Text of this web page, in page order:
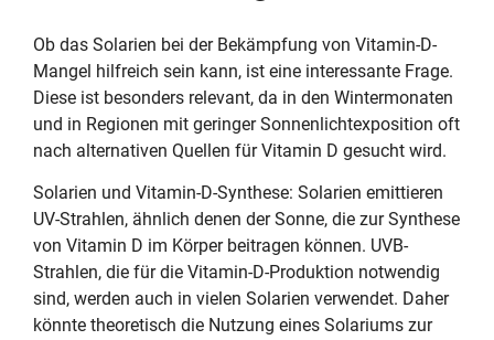
Ob das Solarien bei der Bekämpfung von Vitamin-D-
Mangel hilfreich sein kann, ist eine interessante Frage.
Diese ist besonders relevant, da in den Wintermonaten
und in Regionen mit geringer Sonnenlichtexposition oft
nach alternativen Quellen für Vitamin D gesucht wird.
Solarien und Vitamin-D-Synthese: Solarien emittieren
UV-Strahlen, ähnlich denen der Sonne, die zur Synthese
von Vitamin D im Körper beitragen können. UVB-
Strahlen, die für die Vitamin-D-Produktion notwendig
sind, werden auch in vielen Solarien verwendet. Daher
könnte theoretisch die Nutzung eines Solariums zur